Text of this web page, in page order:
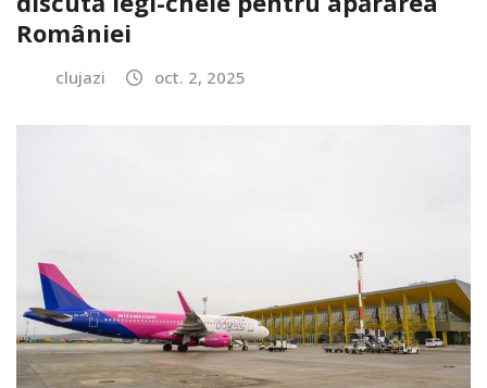
României
clujazi oct. 2, 2025